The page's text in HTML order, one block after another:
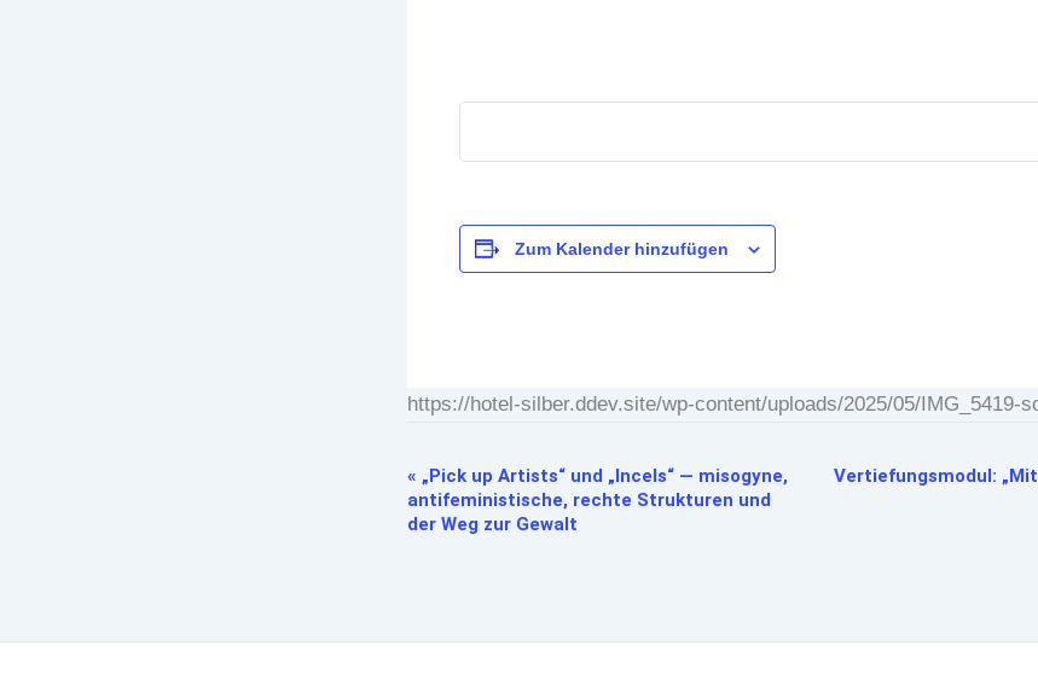
Zum Kalender hinzufügen
https://hotel-silber.ddev.site/wp-content/uploads/2025/05/IMG_5419-
Veranstaltung-
Navigation
« „Pick up Artists“ und „Incels“ — misogyne,
antifeministische, rechte Strukturen und
der Weg zur Gewalt
Vertiefungsmodul: